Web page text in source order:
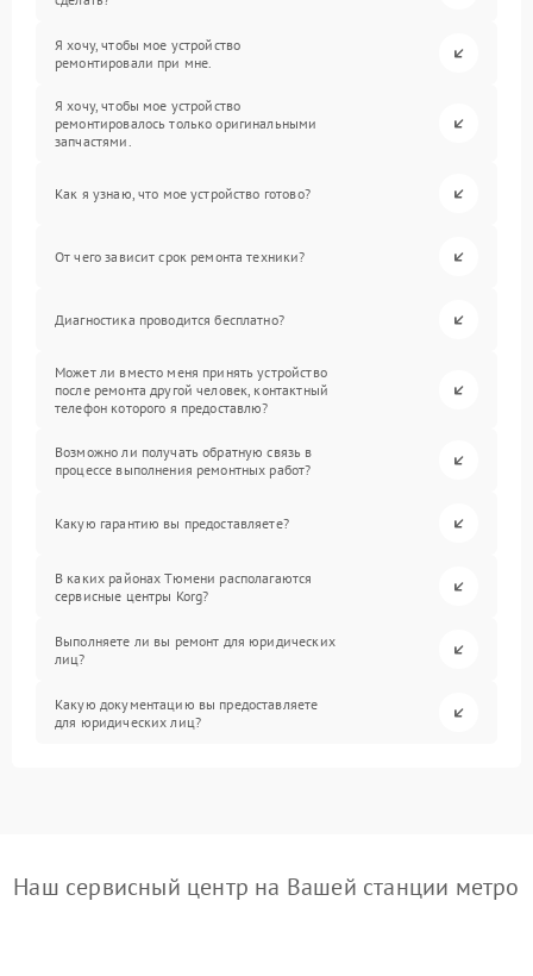
Я хочу, чтобы мое устройство
ремонтировали при мне.
Я хочу, чтобы мое устройство
ремонтировалось только оригинальными
запчастями.
Как я узнаю, что мое устройство готово?
От чего зависит срок ремонта техники?
Диагностика проводится бесплатно?
Может ли вместо меня принять устройство
после ремонта другой человек, контактный
телефон которого я предоставлю?
Возможно ли получать обратную связь в
процессе выполнения ремонтных работ?
Какую гарантию вы предоставляете?
В каких районах Тюмени располагаются
сервисные центры Korg?
Выполняете ли вы ремонт для юридических
лиц?
Какую документацию вы предоставляете
для юридических лиц?
Наш сервисный центр на Вашей станции метро